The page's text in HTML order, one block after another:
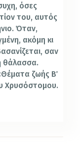
όσες
του, αυτός
Όταν,
ακόμη κι
σαν
θάλασσα.
ζωής Β΄
Χρυσόστομου.